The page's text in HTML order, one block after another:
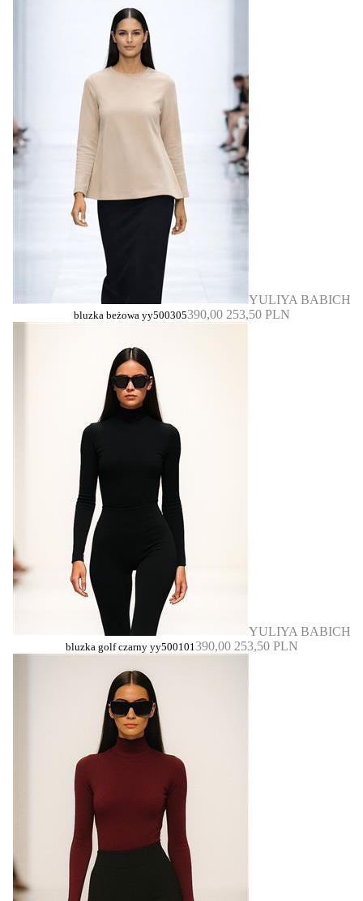
YULIYA BABICH
bluzka beżowa yy500305390,00 253,50 PLN
YULIYA BABICH
bluzka golf czarny yy500101390,00 253,50 PLN